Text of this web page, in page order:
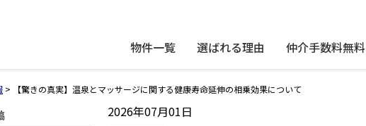
物件一覧 選ばれる理由 仲介手数料無料
> 【驚きの真実】温泉とマッサージに関する健康寿命延伸の相乗効果について
2026年07月01日